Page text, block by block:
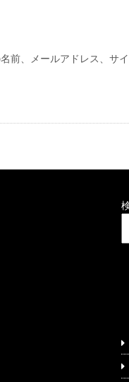
前、メールアドレス、サイ